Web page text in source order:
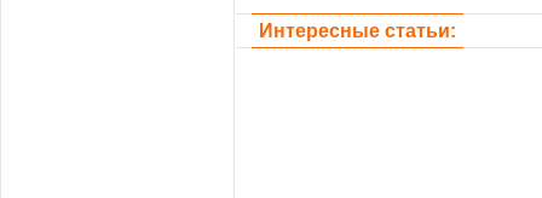
Интересные статьи: